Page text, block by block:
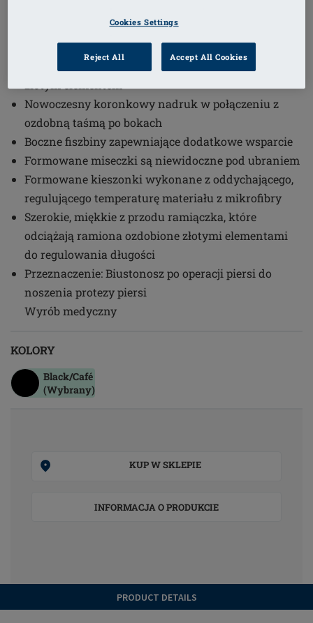
Numer artykułu: 45126 Brooke SB Pl
Miękki biustonosz zaprojektowany dla większych
rozmiarów biustu ozdobiony kokardka z przodu ze
Nowoczesny koronkowy nadruk w połączeniu z
ozdobną taśmą po bokach
Boczne fiszbiny zapewniające dodatkowe wsparcie
Formowane miseczki są niewidoczne pod ubraniem
Formowane kieszonki wykonane z oddychającego,
regulującego temperaturę materiału z mikrofibry
Szerokie, miękkie z przodu ramiączka, które
odciążają ramiona ozdobione złotymi elementami
do regulowania długości
Przeznaczenie: Biustonosz po operacji piersi do
noszenia protezy piersi
Wyrób medyczny
KOLORY
Black/café
(Wybrany)
KUP W SKLEPIE
INFORMACJA O PRODUKCIE
PRODUCT DETAILS
Cookies Settings
Reject All Accept All Cookies